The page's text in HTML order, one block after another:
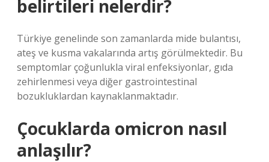
belirtileri nelerdir?
Türkiye genelinde son zamanlarda mide bulantısı,
ateş ve kusma vakalarında artış görülmektedir. Bu
semptomlar çoğunlukla viral enfeksiyonlar, gıda
zehirlenmesi veya diğer gastrointestinal
bozukluklardan kaynaklanmaktadır.
Çocuklarda omicron nasıl
anlaşılır?